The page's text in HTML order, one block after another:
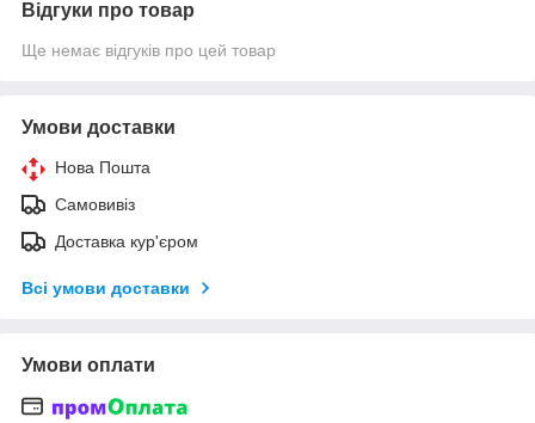
Відгуки про товар
Ще немає відгуків про цей товар
Умови доставки
Нова Пошта
Самовивіз
Доставка кур'єром
Всі умови доставки
Умови оплати